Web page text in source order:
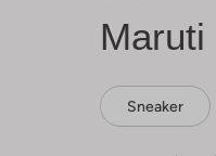
Maruti
Sneaker